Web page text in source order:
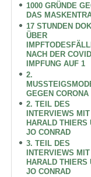
1000 GRÜNDE
DAS
17 STUNDEN
ÜBER
NACH DER COVID
IMPFUNG AUF 1
2.
GEGEN CORONA
2. TEIL DES
INTERVIEWS MIT
HARALD THIERS
JO CONRAD
3. TEIL DES
INTERVIEWS MIT
HARALD THIERS
JO CONRAD